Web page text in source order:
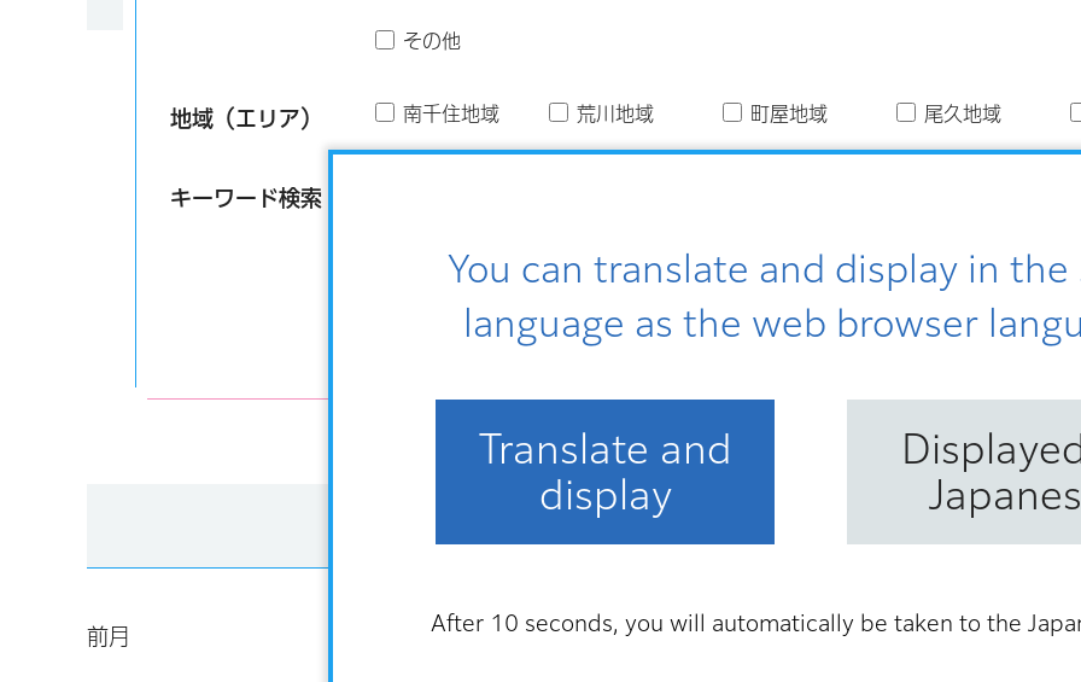
You can translate and display in the
language as the web browser
Translate and
display
After 10 seconds, you will automatically be taken to the
その他
地域（エリア） 南千住地域 荒川地域 町屋地域 尾久地域
キーワード検索
クリア
前月 3 日付を